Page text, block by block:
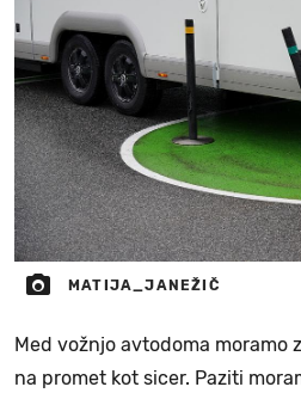
MATIJA_JANEŽIČ
Med vožnjo avtodoma moramo
na promet kot sicer. Paziti